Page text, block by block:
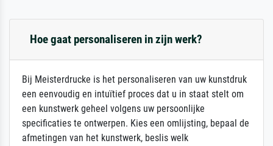
Hoe gaat personaliseren in zijn werk?
Bij Meisterdrucke is het personaliseren van uw kunstdruk
een eenvoudig en intuïtief proces dat u in staat stelt om
een kunstwerk geheel volgens uw persoonlijke
specificaties te ontwerpen. Kies een omlijsting, bepaal de
afmetingen van het kunstwerk, beslis welk